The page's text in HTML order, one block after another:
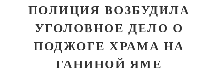
ПОЛИЦИЯ ВОЗБУДИЛА
УГОЛОВНОЕ ДЕЛО О
ПОДЖОГЕ ХРАМА НА
ГАНИНОЙ ЯМЕ